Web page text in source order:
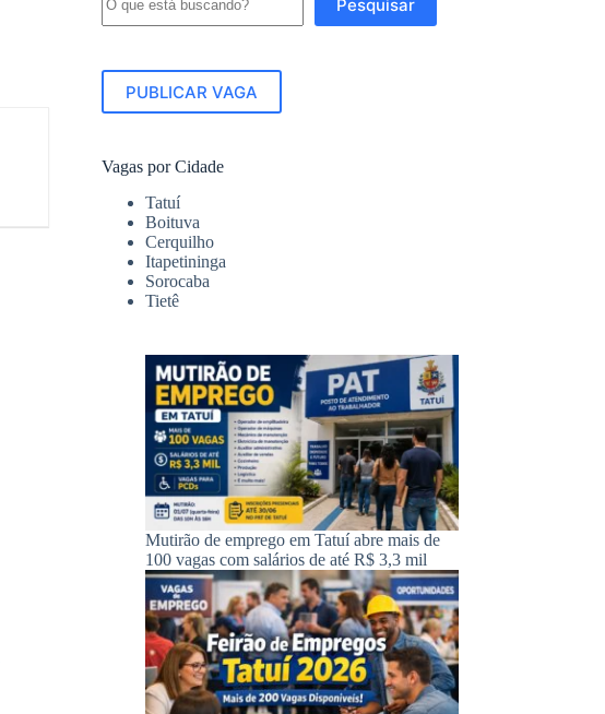
Pesquisar
PUBLICAR VAGA
Vagas por Cidade
Tatuí
Boituva
Cerquilho
Itapetininga
Sorocaba
Tietê
Mutirão de emprego em Tatuí abre mais de
100 vagas com salários de até R$ 3,3 mil